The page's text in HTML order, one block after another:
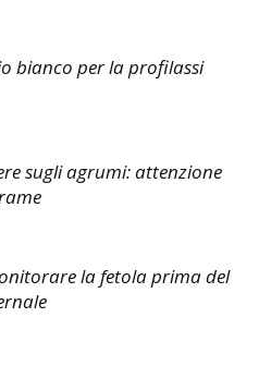
bianco per la profilassi
sugli agrumi: attenzione
la fetola prima del